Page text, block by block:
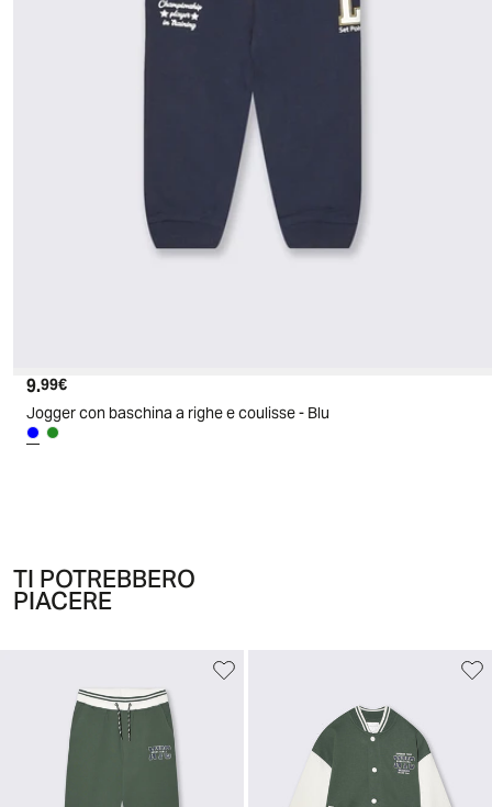
Prezzo attuale
9.99€
Jogger con baschina a righe e coulisse - Blu
TI POTREBBERO
PIACERE